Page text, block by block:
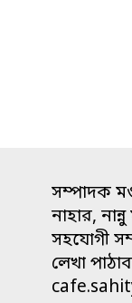
সম্পাদক
নাহার,
সহযোগী
লেখা